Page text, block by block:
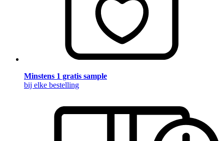
Minstens 1 gratis sample
bij elke bestelling